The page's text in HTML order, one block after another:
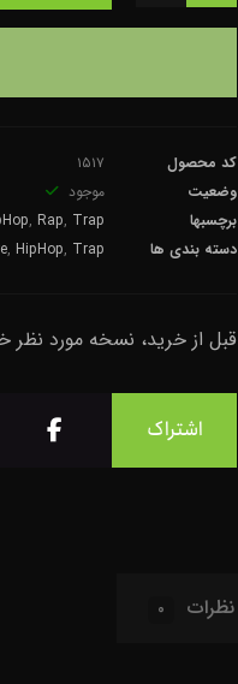
کد محصول
۱۵۱۷
وضعیت
موجود
برچسبها
, Rap, Trap
دسته بندی ها
, HipHop, Trap
قبل از خرید، نسخه مورد نظر
نظرات ۰